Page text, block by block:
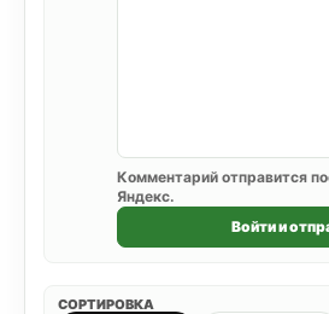
Комментарий отправится
Яндекс.
Войти и
СОРТИРОВКА